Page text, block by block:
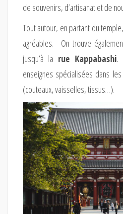
de souvenirs, d’artisanat et de
Tout autour, en partant du
agréables. On trouve
jusqu’à la rue Kappabashi.
enseignes spécialisées dans
(couteaux, vaisselles, tissus…).